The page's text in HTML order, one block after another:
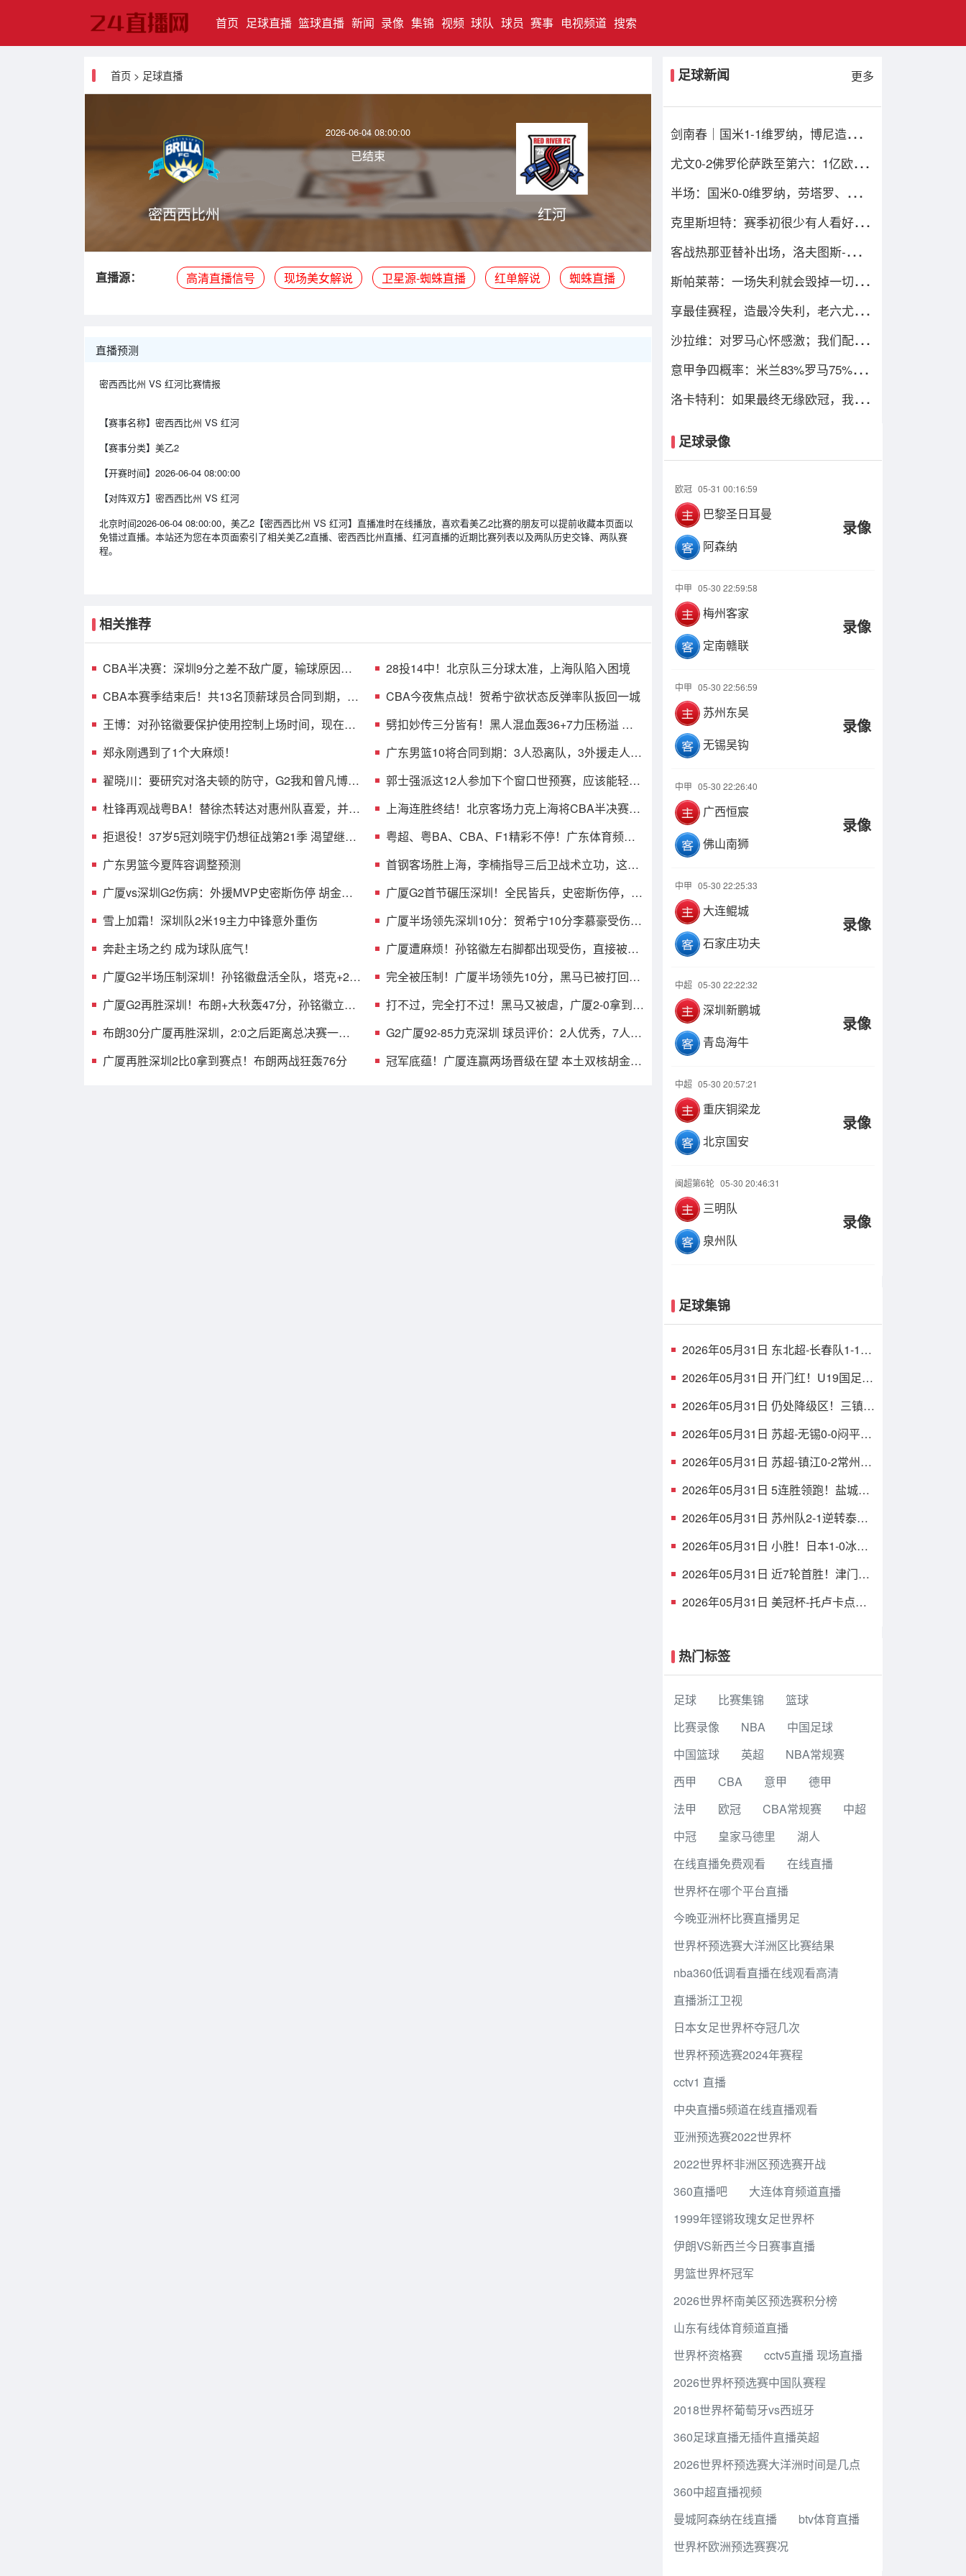
首页 (current)
足球直播 篮球直播 新闻 录像 集锦 视频 球队 球员 赛事 电视频道 搜索
首页 > 足球直播
密西西比州
2026-06-04 08:00:00
已结束
红河
直播源： 高清直播信号 现场美女解说 卫星源-蜘蛛直播 红单解说 蜘蛛直播
直播预测
密西西比州 VS 红河比赛情报
【赛事名称】 密西西比州 VS 红河
【赛事分类】 美乙2
【开赛时间】 2026-06-04 08:00:00
【对阵双方】 密西西比州 VS 红河
北京时间2026-06-04 08:00:00，美乙2【密西西比州 VS 红河】直播准时在线播放，喜欢看美乙2比赛的朋友可以提前收藏本页面以
免错过直播。本站还为您在本页面索引了相关美乙2直播、密西西比州直播、红河直播的近期比赛列表以及两队历史交锋、两队赛
程。
相关推荐
CBA半决赛：深圳9分之差不敌广厦，输球原因曝
28投14中！北京队三分球太准，上海队陷入困境
CBA本赛季结束后！共13名顶薪球员合同到期，多
CBA今夜焦点战！贺希宁欲状态反弹率队扳回一城
王博：对孙铭徽要保护使用控制上场时间，现在不
劈扣妙传三分皆有！黑人混血轰36+7力压杨溢 男
郑永刚遇到了1个大麻烦！
广东男篮10将合同到期：3人恐离队，3外援走人，
翟晓川：要研究对洛夫顿的防守，G2我和曾凡博的
郭士强派这12人参加下个窗口世预赛，应该能轻松
杜锋再观战粤BA！替徐杰转达对惠州队喜爱，并与
上海连胜终结！北京客场力克上海将CBA半决赛大
拒退役！37岁5冠刘晓宇仍想征战第21季 渴望继续
粤超、粤BA、CBA、F1精彩不停！广东体育频道
广东男篮今夏阵容调整预测
首钢客场胜上海，李楠指导三后卫战术立功，这阵
广厦vs深圳G2伤病：外援MVP史密斯伤停 胡金秋
广厦G2首节碾压深圳！全民皆兵，史密斯伤停，贺
雪上加霜！深圳队2米19主力中锋意外重伤
广厦半场领先深圳10分：贺希宁10分李慕豪受伤
奔赴主场之约 成为球队底气！
广厦遭麻烦！孙铭徽左右脚都出现受伤，直接被背
广厦G2半场压制深圳！孙铭徽盘活全队，塔克+2首
完全被压制！广厦半场领先10分，黑马已被打回原
广厦G2再胜深圳！布朗+大秋轰47分，孙铭徽立竿
打不过，完全打不过！黑马又被虐，广厦2-0拿到赛
布朗30分广厦再胜深圳，2:0之后距离总决赛一步
G2广厦92-85力克深圳 球员评价：2人优秀，7人及
广厦再胜深圳2比0拿到赛点！布朗两战狂轰76分
冠军底蕴！广厦连赢两场晋级在望 本土双核胡金秋
足球新闻 更多
剑南春｜国米1-1维罗纳，博尼造乌
尤文0-2佛罗伦萨跌至第六：1亿欧损
半场：国米0-0维罗纳，劳塔罗、姆希
克里斯坦特：赛季初很少有人看好我
客战热那亚替补出场，洛夫图斯-奇克
斯帕莱蒂：一场失利就会毁掉一切的
享最佳赛程，造最冷失利，老六尤文
沙拉维：对罗马心怀感激；我们配得
意甲争四概率：米兰83%罗马75%，
洛卡特利：如果最终无缘欧冠，我们
足球录像
欧冠 05-31 00:16:59
巴黎圣日耳曼
阿森纳
录像
中甲 05-30 22:59:58
梅州客家
定南赣联
录像
中甲 05-30 22:56:59
苏州东吴
无锡吴钩
录像
中甲 05-30 22:26:40
广西恒宸
佛山南狮
录像
中甲 05-30 22:25:33
大连鲲城
石家庄功夫
录像
中超 05-30 22:22:32
深圳新鹏城
青岛海牛
录像
中超 05-30 20:57:21
重庆铜梁龙
北京国安
录像
闽超第6轮 05-30 20:46:31
三明队
泉州队
录像
足球集锦
2026年05月31日 东北超-长春队1-1战
扳平
2026年05月31日 开门红！U19国足1-
主刚果U23
2026年05月31日 仍处降级区！三镇1-
紫昌扳平
2026年05月31日 苏超-无锡0-0闷平南
积5分
2026年05月31日 苏超-镇江0-2常州吞
霄鹏破门
2026年05月31日 5连胜领跑！盐城队
仅1胜
2026年05月31日 苏州队2-1逆转泰州
1胜3负
2026年05月31日 小胜！日本1-0冰岛
补头球绝杀
2026年05月31日 近7轮首胜！津门虎
制胜
2026年05月31日 美冠杯-托卢卡点球
热门标签
足球 比赛集锦
篮球
比赛录像
NBA
中国足球
中国篮球
英超
NBA常规赛
西甲
CBA 意甲
德甲
法甲
欧冠 CBA常规赛
中超
中冠
皇家马德里
湖人
在线直播免费观看
在线直播
世界杯在哪个平台直播
今晚亚洲杯比赛直播男足
世界杯预选赛大洋洲区比赛结果
nba360低调看直播在线观看高清
直播浙江卫视
日本女足世界杯夺冠几次
世界杯预选赛2024年赛程
cctv1 直播
中央直播5频道在线直播观看
亚洲预选赛2022世界杯
2022世界杯非洲区预选赛开战
360直播吧
大连体育频道直播
1999年铿锵玫瑰女足世界杯
伊朗VS新西兰今日赛事直播
男篮世界杯冠军
2026世界杯南美区预选赛积分榜
山东有线体育频道直播
世界杯资格赛
cctv5直播 现场直播
2026世界杯预选赛中国队赛程
2018世界杯葡萄牙vs西班牙
360足球直播无插件直播英超
2026世界杯预选赛大洋洲时间是几点
360中超直播视频
曼城阿森纳在线直播
btv体育直播
世界杯欧洲预选赛赛况